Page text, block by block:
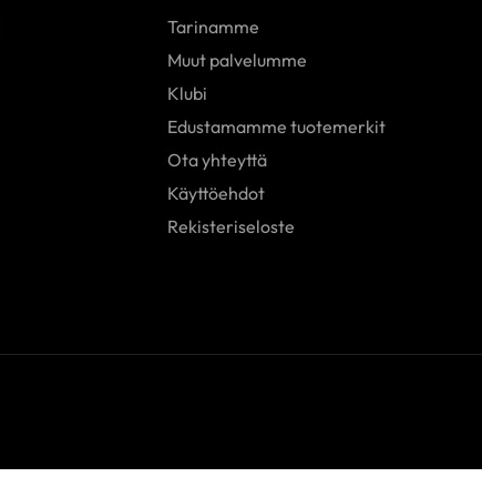
Tarinamme
Muut palvelumme
Klubi
Edustamamme tuotemerkit
Ota yhteyttä
Käyttöehdot
Rekisteriseloste